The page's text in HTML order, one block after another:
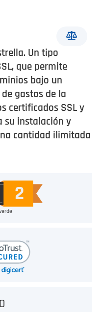
Un tipo
que permite
bajo un
gastos de la
certificados SSL y
su instalación y
cantidad ilimitada